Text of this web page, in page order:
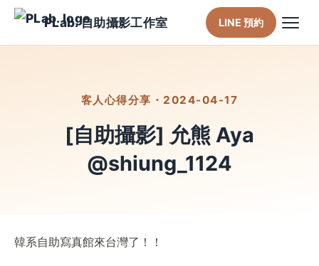
PLab. 自助攝影工作室 LINE 預約
客人心得分享・2024-04-17
[自助攝影] 允熊 Aya
@shiung_1124
韓系自助寫真館來台灣了！！